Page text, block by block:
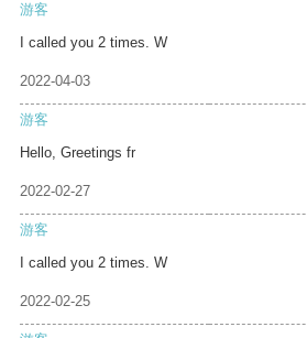
游客
I called you 2 times. W
2022-04-03
游客
Hello, Greetings fr
2022-02-27
游客
I called you 2 times. W
2022-02-25